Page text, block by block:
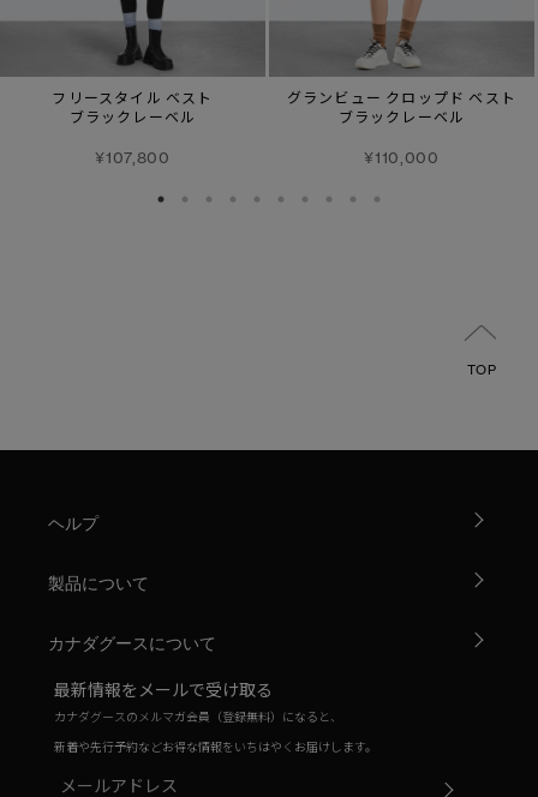
フリースタイル ベスト
ブラックレーベル
¥107,800
グランビュー クロップド ベスト
ブラックレーベル
¥110,000
TOP
ヘルプ
製品について
カナダグースについて
最新情報をメールで受け取る
カナダグースのメルマガ会員（登録無料）になると、
新着や先行予約などお得な情報をいちはやくお届けします。